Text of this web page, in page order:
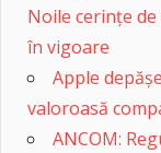
Noile cerințe
în vigoare
Apple
valoroasă
ANCOM: